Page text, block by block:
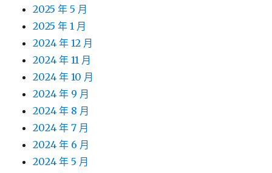
2025 年 5 月
2025 年 1 月
2024 年 12 月
2024 年 11 月
2024 年 10 月
2024 年 9 月
2024 年 8 月
2024 年 7 月
2024 年 6 月
2024 年 5 月